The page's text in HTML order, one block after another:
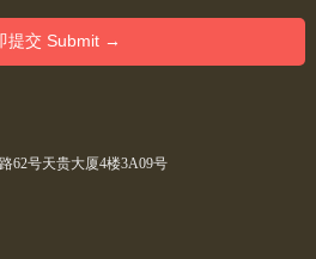
62号天贵大厦4楼3A09号